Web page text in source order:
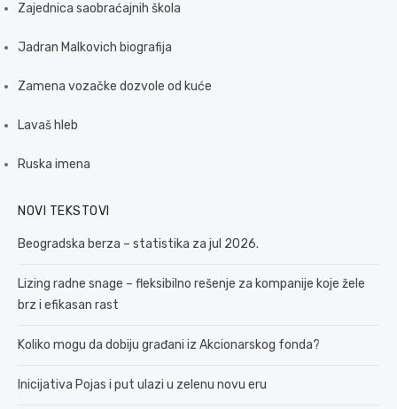
Zajednica saobraćajnih škola
Jadran Malkovich biografija
Zamena vozačke dozvole od kuće
Lavaš hleb
Ruska imena
NOVI TEKSTOVI
Beogradska berza – statistika za jul 2026.
Lizing radne snage – fleksibilno rešenje za kompanije koje žele
brz i efikasan rast
Koliko mogu da dobiju građani iz Akcionarskog fonda?
Inicijativa Pojas i put ulazi u zelenu novu eru